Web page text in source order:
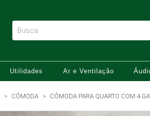
Utilidades Ar e Ventilação
CÔMODA CÔMODA PARA QUARTO COM 4